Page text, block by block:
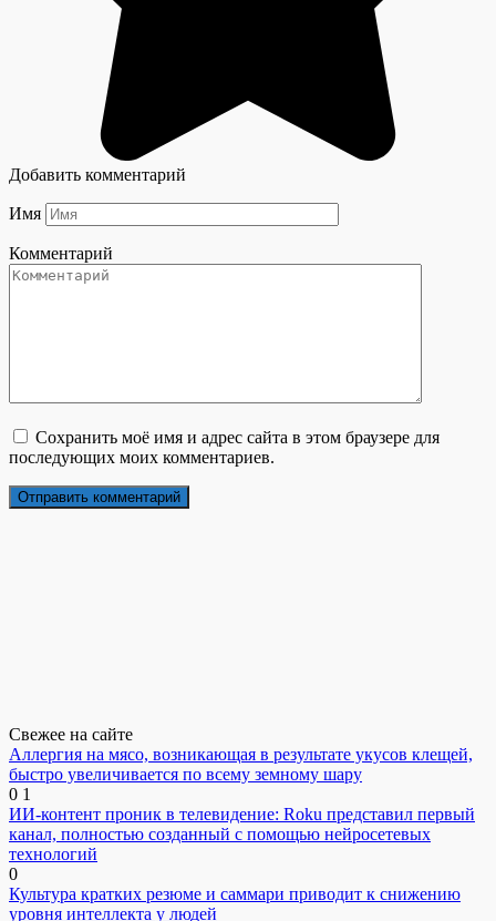
Добавить комментарий
Имя
Комментарий
Сохранить моё имя и адрес сайта в этом браузере для
последующих моих комментариев.
Свежее на сайте
Аллергия на мясо, возникающая в результате укусов клещей,
быстро увеличивается по всему земному шару
0 1
ИИ-контент проник в телевидение: Roku представил первый
канал, полностью созданный с помощью нейросетевых
технологий
0
Культура кратких резюме и саммари приводит к снижению
уровня интеллекта у людей